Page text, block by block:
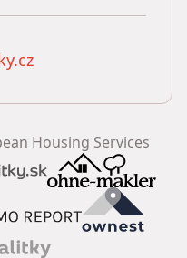
Housing Services